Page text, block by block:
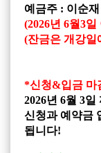
예금주 : 이순재
(2026년 6월3
(잔금은 개강일
*신청&입금 마
2026년 6월 3일
신청과 예약금
됩니다!